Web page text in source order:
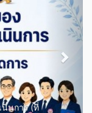
าร (ที่